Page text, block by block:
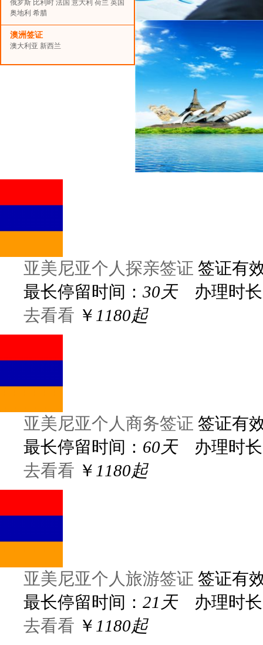
俄罗斯 比利时 法国 意大利 荷兰 英国
奥地利 希腊
澳洲签证
澳大利亚 新西兰
亚美尼亚个人探亲签证 签证有
最长停留时间： 30天办理时长
去看看 ￥ 1180起
亚美尼亚个人商务签证 签证有
最长停留时间： 60天办理时长
去看看 ￥ 1180起
亚美尼亚个人旅游签证 签证有
最长停留时间： 21天办理时长
去看看 ￥ 1180起